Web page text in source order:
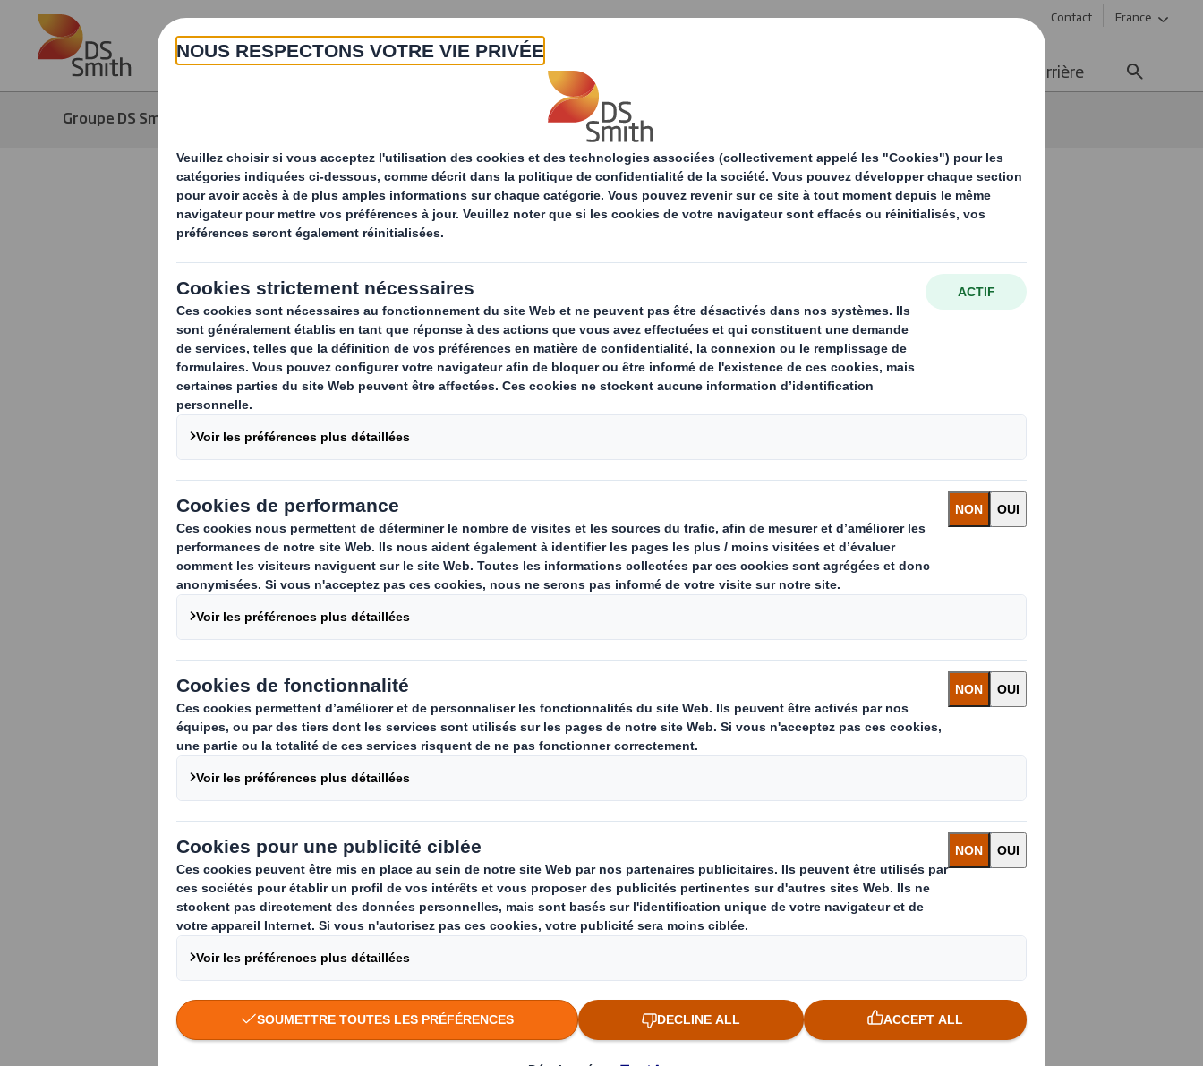
Skip to main content Contact France
A propos Produits & Services Carrière
Groupe DS Smith Emballage e-commerce : guide pratique 2023
Emballage e-commerce : guide pratique
2023
La prise de conscience sur l’urgence climatique a bouleversé les
pratiques du packaging ces dernières années. Les entreprises
sont plus attentives au choix des matières premières, au
recyclage, au poids du vide…
La réflexion sur l’emballage se poursuit, portée par les contraintes liées à l’e-
commerce et les nouvelles attentes des consommateurs.
La crise de la Covid-19 a elle aussi redistribué les cartes. Elle a, par exemple,
occasionné un recours plus systématique àl’e-commerce et à la vente à emporter.
Les craintes sanitaires, couplées à une baisse du prix du baril de pétrole, ont
augmenté le recours au plastique. Ce dernier, peu à peu abandonné en réponse à la
crise écologique, a bénéficié d’un regain de popularité.
L’emballage e-commerce a ainsi fait face à de nouveaux enjeux ces dernières années.